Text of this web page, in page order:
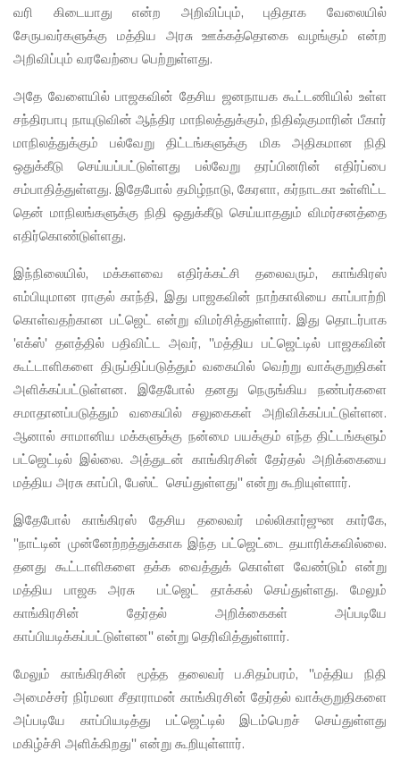
வரி கிடையாது என்ற அறிவிப்பும், புதிதாக வேலையில்
சேருபவர்களுக்கு மத்திய அரசு ஊக்கத்தொகை வழங்கும் என்ற
அறிவிப்பும் வரவேற்பை பெற்றுள்ளது.
அதே வேளையில் பாஜகவின் தேசிய ஜனநாயக கூட்டணியில் உள்ள
சந்திரபாபு நாயுடுவின் ஆந்திர மாநிலத்துக்கும், நிதிஷ்குமாரின் பீகார்
மாநிலத்துக்கும் பல்வேறு திட்டங்களுக்கு மிக அதிகமான நிதி
ஒதுக்கீடு செய்யப்பட்டுள்ளது பல்வேறு தரப்பினரின் எதிர்ப்பை
சம்பாதித்துள்ளது. இதேபோல் தமிழ்நாடு, கேரளா, கர்நாடகா உள்ளிட்ட
தென் மாநிலங்களுக்கு நிதி ஒதுக்கீடு செய்யாததும் விமர்சனத்தை
எதிர்கொண்டுள்ளது.
இந்நிலையில், மக்களவை எதிர்க்கட்சி தலைவரும், காங்கிரஸ்
எம்பியுமான ராகுல் காந்தி, இது பாஜகவின் நாற்காலியை காப்பாற்றி
கொள்வதற்கான பட்ஜெட் என்று விமர்சித்துள்ளார். இது தொடர்பாக
'எக்ஸ்' தளத்தில் பதிவிட்ட அவர், ''மத்திய பட்ஜெட்டில் பாஜகவின்
கூட்டாளிகளை திருப்திப்படுத்தும் வகையில் வெற்று வாக்குறுதிகள்
அளிக்கப்பட்டுள்ளன. இதேபோல் தனது நெருங்கிய நண்பர்களை
சமாதானப்படுத்தும் வகையில் சலுகைகள் அறிவிக்கப்பட்டுள்ளன.
ஆனால் சாமானிய மக்களுக்கு நன்மை பயக்கும் எந்த திட்டங்களும்
பட்ஜெட்டில் இல்லை. அத்துடன் காங்கிரசின் தேர்தல் அறிக்கையை
மத்திய அரசு காப்பி, பேஸ்ட் செய்துள்ளது'' என்று கூறியுள்ளார்.
இதேபோல் காங்கிரஸ் தேசிய தலைவர் மல்லிகார்ஜுன கார்கே,
''நாட்டின் முன்னேற்றத்துக்காக இந்த பட்ஜெட்டை தயாரிக்கவில்லை.
தனது கூட்டாளிகளை தக்க வைத்துக் கொள்ள வேண்டும் என்று
மத்திய பாஜக அரசு பட்ஜெட் தாக்கல் செய்துள்ளது. மேலும்
காங்கிரசின் தேர்தல் அறிக்கைகள் அப்படியே
காப்பியடிக்கப்பட்டுள்ளன'' என்று தெரிவித்துள்ளார்.
மேலும் காங்கிரசின் மூத்த தலைவர் ப.சிதம்பரம், ''மத்திய நிதி
அமைச்சர் நிர்மலா சீதாராமன் காங்கிரசின் தேர்தல் வாக்குறுதிகளை
அப்படியே காப்பியடித்து பட்ஜெட்டில் இடம்பெறச் செய்துள்ளது
மகிழ்ச்சி அளிக்கிறது'' என்று கூறியுள்ளார்.